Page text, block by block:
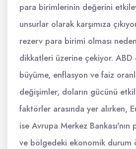
para birimlerinin değerini
unsurlar olarak karşımıza
rezerv para birimi olması
dikkatleri üzerine çekiyor. ABD
büyüme, enflasyon ve faiz
değişimler, doların gücünü
faktörler arasında yer alırken,
ise Avrupa Merkez Bankası'nın
ve bölgedeki ekonomik durum